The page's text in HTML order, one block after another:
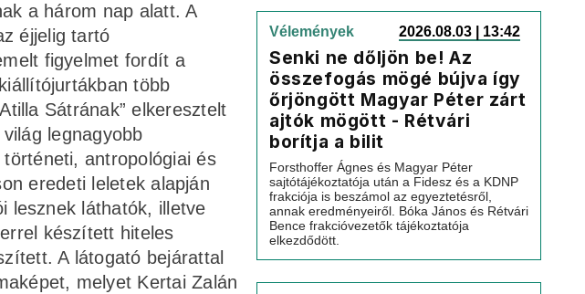
a három nap alatt. A
éjjelig tartó
figyelmet fordít a
több
Sátrának” elkeresztelt
legnagyobb
antropológiai és
eredeti leletek alapján
lesznek láthatók, illetve
készített hiteles
A látogató bejárattal
melyet Kertai Zalán
Vélemények 2026.08.03 | 13:42
Senki ne dőljön be! Az
összefogás mögé bújva így
őrjöngött Magyar Péter zárt
ajtók mögött - Rétvári
borítja a bilit
Forsthoffer Ágnes és Magyar Péter
sajtótájékoztatója után a Fidesz és a KDNP
frakciója is beszámol az egyeztetésről,
annak eredményeiről. Bóka János és Rétvári
Bence frakcióvezetők tájékoztatója
elkezdődött.